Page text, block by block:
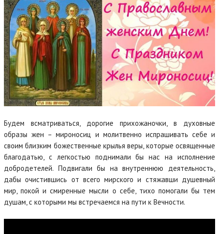
Будем всматриваться, дорогие прихожаночки, в духовные
образы жен – мироносиц и молитвенно испрашивать себе и
своим близким божественные крылья веры, которые освященные
благодатью, с легкостью поднимали бы нас на исполнение
добродетелей. Подвигали бы на внутреннюю деятельность,
дабы очистившись от всего мирского и стяжавши душевный
мир, покой и смиренные мысли о себе, тихо помогали бы тем
душам, с которыми мы встречаемся на пути к Вечности.